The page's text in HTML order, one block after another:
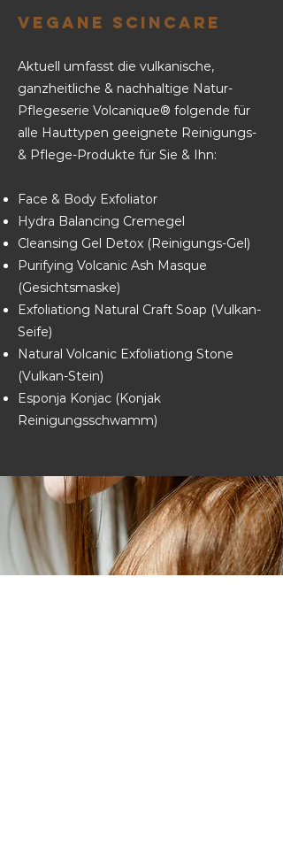
VEGANE SCINCARE
Aktuell umfasst die vulkanische,
ganzheitliche & nachhaltige Natur-
Pflegeserie Volcanique® folgende für
alle Hauttypen geeignete Reinigungs-
& Pflege-Produkte für Sie & Ihn:
Face & Body Exfoliator
Hydra Balancing Cremegel
Cleansing Gel Detox (Reinigungs-Gel)
Purifying Volcanic Ash Masque
(Gesichtsmaske)
Exfoliationg Natural Craft Soap (Vulkan-
Seife)
Natural Volcanic Exfoliationg Stone
(Vulkan-Stein)
Esponja Konjac (Konjak
Reinigungsschwamm)